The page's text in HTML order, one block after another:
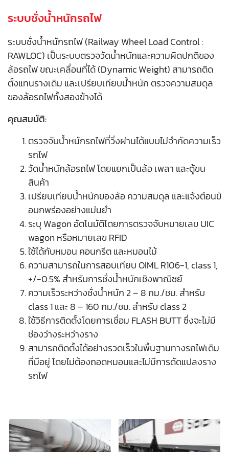
ระบบชั่งน้ำหนักรถไฟ
ระบบชั่งน้ำหนักรถไฟ (Railway Wheel Load Control :
RAWLOC) เป็นระบบตรวจวัดน้ำหนักและความผิดปกติของ
ล้อรถไฟ ขณะเคลื่อนที่ได้ (Dynamic Weight) สามารถติด
ตั้งแทนรางเดิม และเปรียบเทียบน้ำหนัก ตรวจความสมดุล
ของล้อรถไฟทั้งสองข้างได้
คุณสมบัติ:
ตรวจจับน้ำหนักรถไฟที่วิ่งผ่านได้แบบไม่จำกัดความเร็ว
รถไฟ
วัดน้ำหนักล้อรถไฟ โดยแยกเป็นล้อ เพลา และตู้ขน
สินค้า
เปรียบเทียบน้ำหนักของล้อ ความสมดุล และแจ้งตือนข้
อบกพร่องอย่างแม่นยำ
ระบุ Wagon อัตโนมัติโดยการตรวจจับหมายเลข UIC
wagon หรือหมายเลข RFID
ใช้ได้กับหมอน คอนกรีต และหมอนไม้
ความสามารถในการสอบเทียบ OIML R106-1, class 1,
+/-0.5% สำหรับการชั่งน้ำหนักเชิงพาณิชย์
ความเร็วระหว่างชั่งน้ำหนัก 2 – 8 กม./ชม. สำหรับ
class 1 และ 8 – 160 กม./ชม. สำหรับ class 2
ใช้วิธีการติดตั้งโดยการเชื่อม FLASH BUTT ซึ่งจะไม่มี
ช่องว่างระหว่างราง
สามารถติดตั้งได้อย่างรวดเร็วในพื้นฐานทางรถไฟเดิม
ที่มีอยู่ โดยไม่ต้องถอดหมอนและไม่มีการดัดแปลงราง
รถไฟ